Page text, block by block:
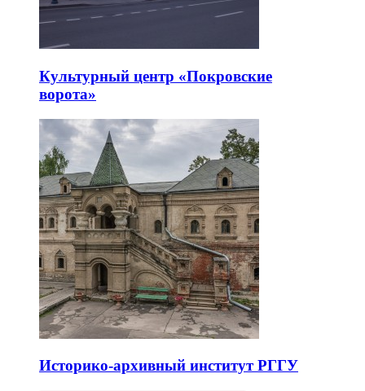
Культурный центр «Покровские
ворота»
Историко-архивный институт РГГУ